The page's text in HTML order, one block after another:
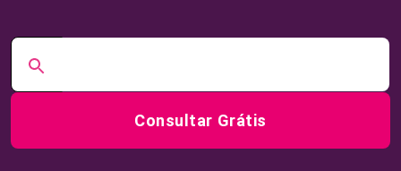
Consultar Grátis